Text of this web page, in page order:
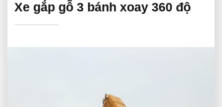
Xe gắp gỗ 3 bánh xoay 360 độ